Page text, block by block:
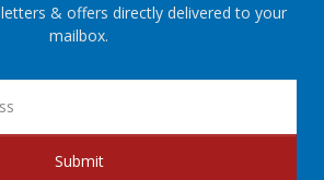
& offers directly delivered to your
mailbox.
Submit